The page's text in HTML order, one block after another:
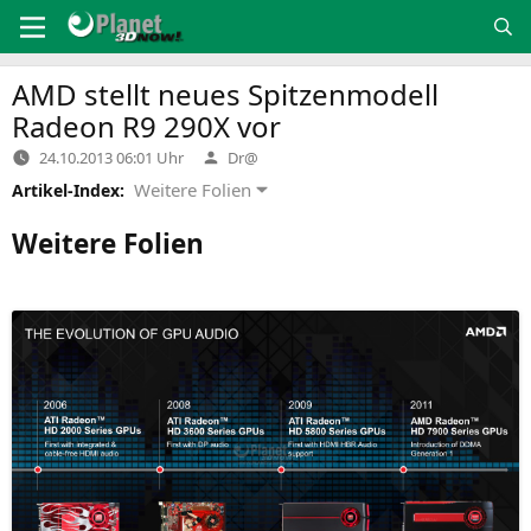
Inhalt
springen
AMD stellt neues Spitzenmodell
Radeon R9 290Xvor
24.10.2013 06:01 Uhr Verfasst
von
Dr@
Artikel-Index: Weitere Folien
Weitere Folien